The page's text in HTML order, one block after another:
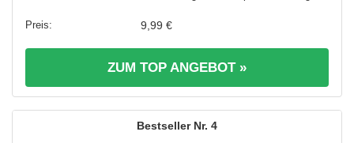
9,99 €
ZUM TOP ANGEBOT »
4